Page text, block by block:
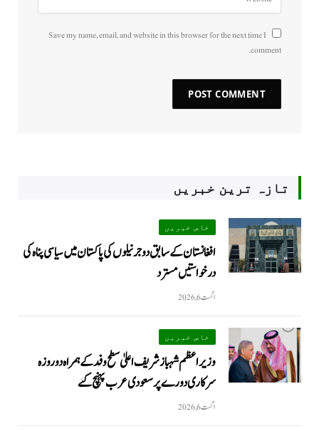
Save my name, email, and website in this browser for the next time I
comment.
تازہ ترین خبریں
خاص خبریں
افغانستان کے سابق دو جرنیلوں کی پاکستان میں سیاسی پناہ کی
درخواستیں مسترد
اگست 6, 2026
خاص خبریں
وزیراعظم شہبازشریف اعلیٰ سطح وفد کے ہمراہ دو روزه
سرکاری دورے پر سعودی عرب پہنچ گئے
اگست 6, 2026